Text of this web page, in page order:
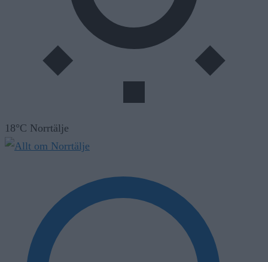
18°C Norrtälje